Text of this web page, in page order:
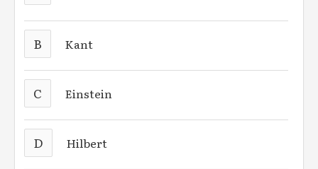
B Kant
C Einstein
D Hilbert